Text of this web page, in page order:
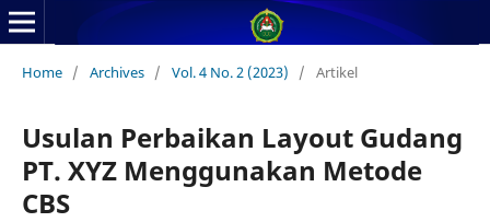
Home / Archives / Vol. 4 No. 2 (2023) / Artikel
Usulan Perbaikan Layout Gudang
PT. XYZ Menggunakan Metode
CBS